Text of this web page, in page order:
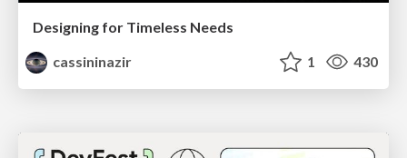
Designing for Timeless Needs
cassininazir
1 430